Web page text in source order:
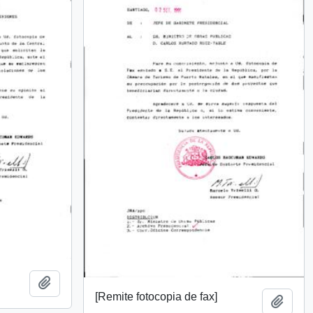
Add to clipboard
[Remite fotocopia de fax]
Add